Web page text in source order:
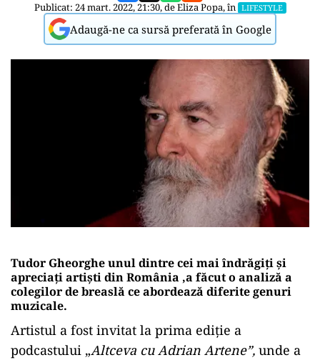
Publicat: 24 mart. 2022, 21:30, deEliza Popa, în LIFESTYLE
Adaugă-ne ca sursă preferată în Google
Tudor Gheorghe unul dintre cei mai îndrăgiți și
apreciați artiști din România ,a făcut o analiză a
colegilor de breaslă ce abordează diferite genuri
muzicale.
Artistul a fost invitat la prima ediție a
podcastului „Altceva cu Adrian Artene”, unde a